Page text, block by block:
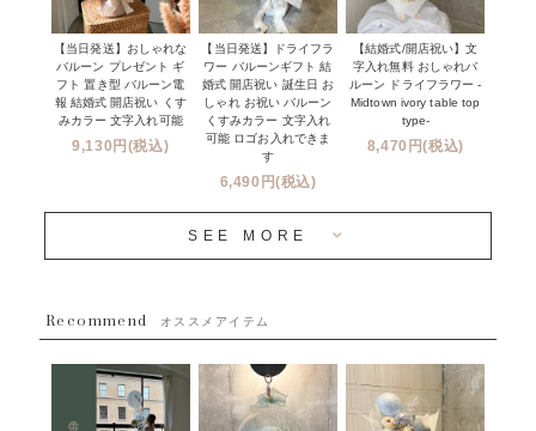
デコレーションセット
プロップスバルーン
オプション
成人式・卒業式・入学式バルーンブーケ
その他お祝い
クリスマス
新商品
~３０００円
~５５００円
１１０００円以上
セミオーダーについて
フリンジバルーンについて
コンフェッティバルーンについて
ハワイウェディングサービス
企業・法人様
ウェディングコンフェッティバルーン特集
【当日発送】おしゃれな
バルーン プレゼント ギ
フト 置き型 バルーン電
報 結婚式 開店祝い くす
みカラー 文字入れ可能
9,130円(税込)
【当日発送】ドライフラ
ワー バルーンギフト 結
婚式 開店祝い 誕生日 お
しゃれ お祝い バルーン
くすみカラー 文字入れ
可能 ロゴお入れできま
す
6,490円(税込)
【結婚式/開店祝い】文
字入れ無料 おしゃれバ
ルーン ドライフラワー -
Midtown ivory table top
type-
8,470円(税込)
SEE MORE
Recommend オススメアイテム